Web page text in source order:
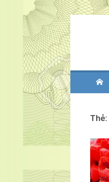
Chuyển
tới
nội
dung
Thẻ: